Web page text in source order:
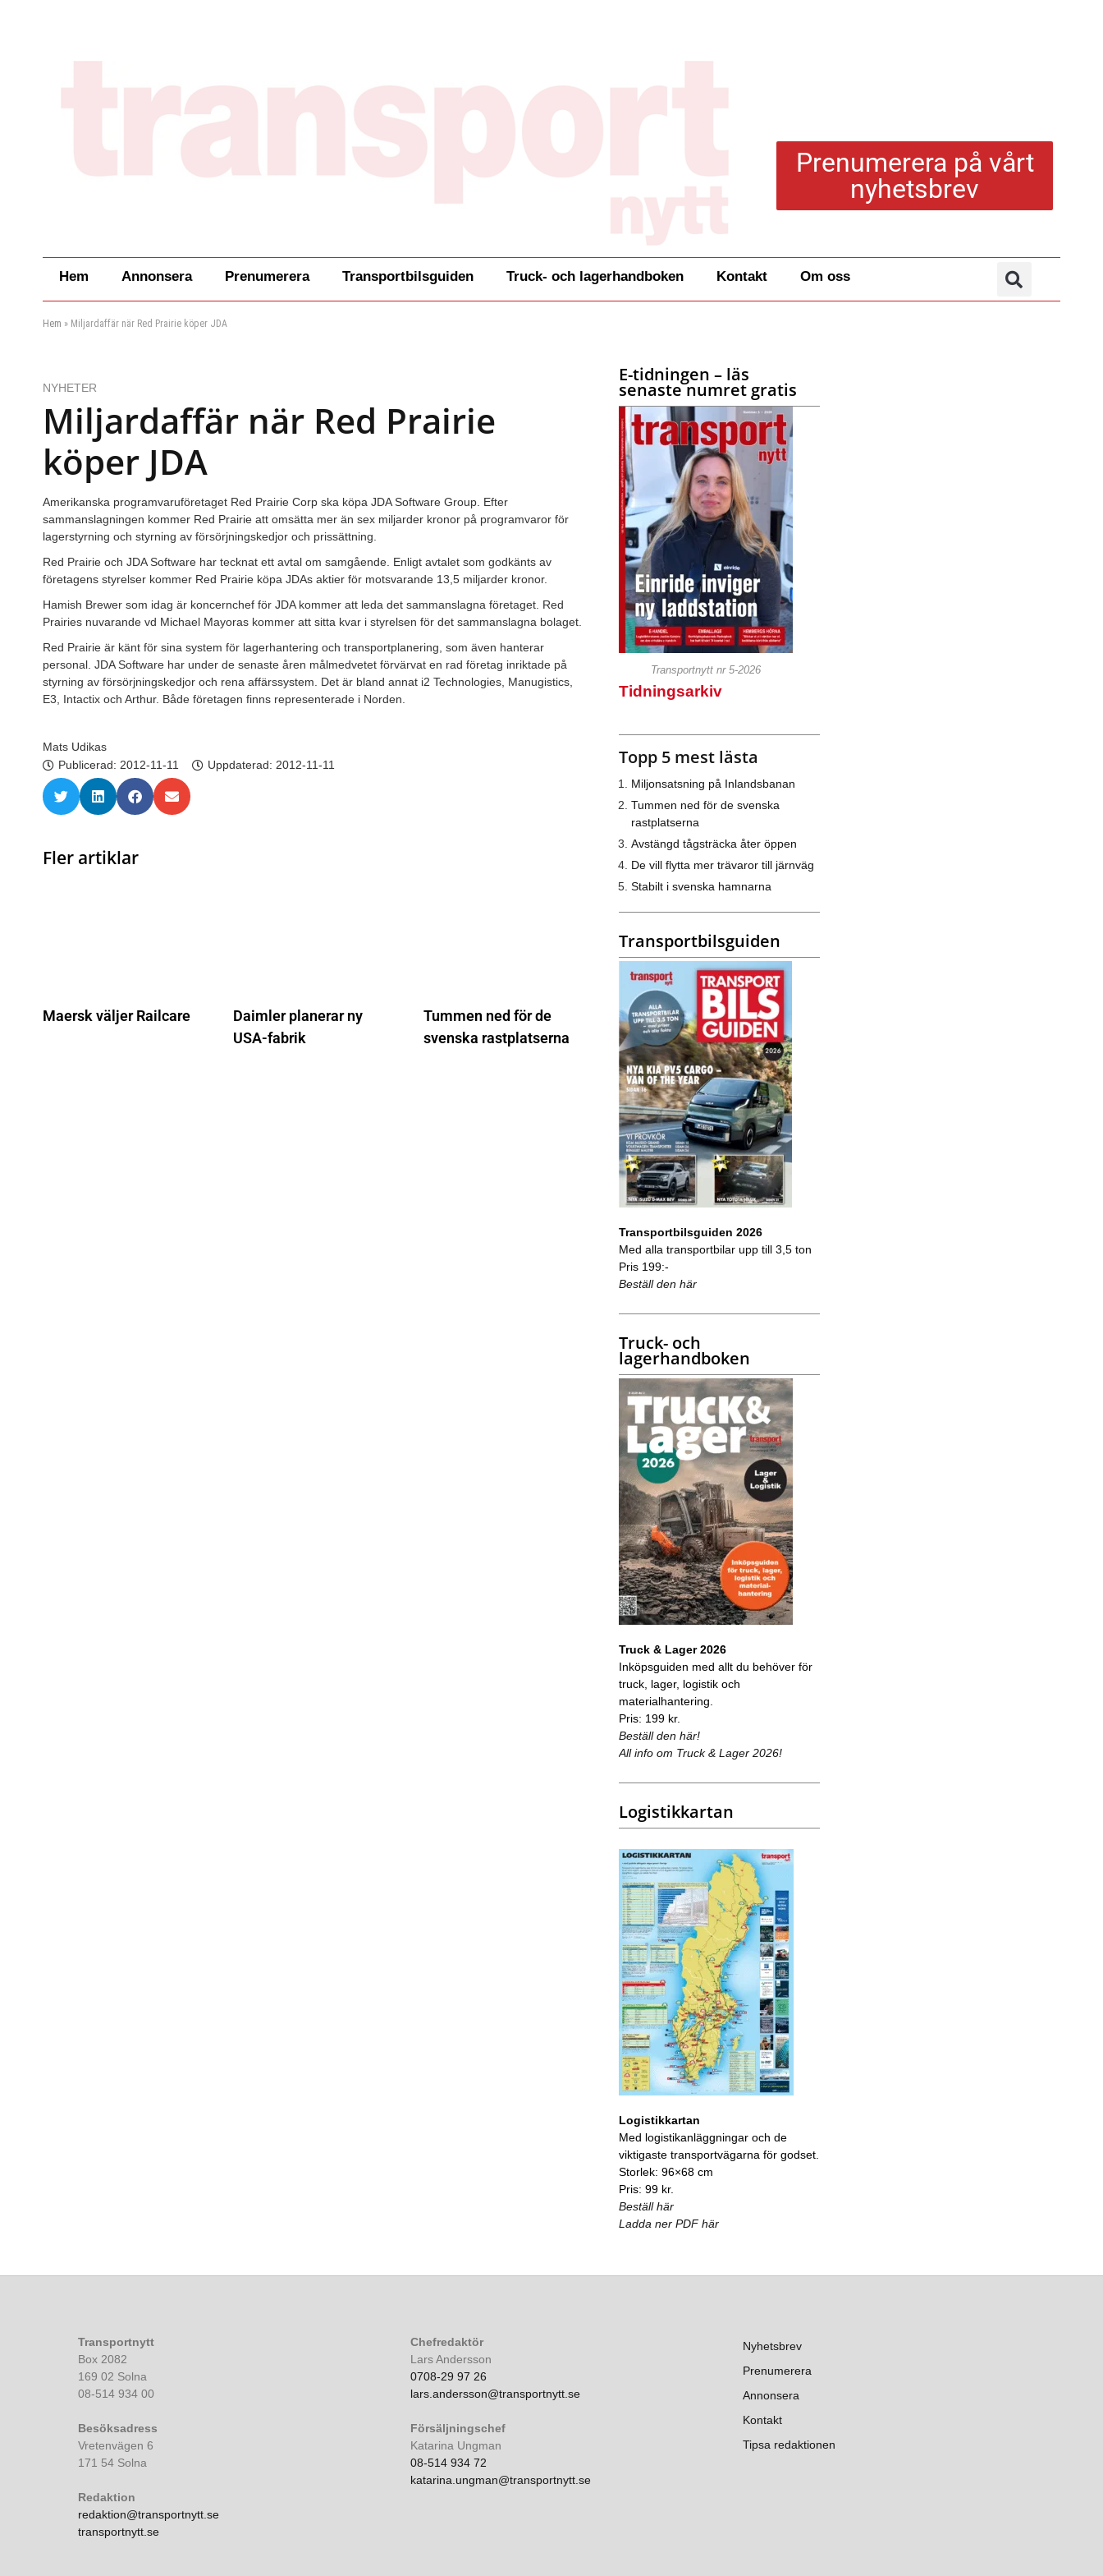
Prenumerera på vårt
nyhetsbrev
Hem Annonsera Prenumerera Transportbilsguiden Truck- och lagerhandboken Kontakt Om oss
Hem » Miljardaffär när Red Prairie köper JDA
NYHETER
Miljardaffär när Red Prairie
köper JDA
Amerikanska programvaruföretaget Red Prairie Corp ska köpa JDA Software Group. Efter
sammanslagningen kommer Red Prairie att omsätta mer än sex miljarder kronor på programvaror för
lagerstyrning och styrning av försörjningskedjor och prissättning.
Red Prairie och JDA Software har tecknat ett avtal om samgående. Enligt avtalet som godkänts av
företagens styrelser kommer Red Prairie köpa JDAs aktier för motsvarande 13,5 miljarder kronor.
Hamish Brewer som idag är koncernchef för JDA kommer att leda det sammanslagna företaget. Red
Prairies nuvarande vd Michael Mayoras kommer att sitta kvar i styrelsen för det sammanslagna bolaget.
Red Prairie är känt för sina system för lagerhantering och transportplanering, som även hanterar
personal. JDA Software har under de senaste åren målmedvetet förvärvat en rad företag inriktade på
styrning av försörjningskedjor och rena affärssystem. Det är bland annat i2 Technologies, Manugistics,
E3, Intactix och Arthur. Både företagen finns representerade i Norden.
Mats Udikas
Publicerad: 2012-11-11 Uppdaterad: 2012-11-11
Fler artiklar
Maersk väljer Railcare
Daimler planerar ny
USA-fabrik
Tummen ned för de
svenska rastplatserna
E-tidningen – läs
senaste numret gratis
Transportnytt nr 5-2026
Tidningsarkiv
Topp 5 mest lästa
Miljonsatsning på Inlandsbanan
Tummen ned för de svenska
rastplatserna
Avstängd tågsträcka åter öppen
De vill flytta mer trävaror till järnväg
Stabilt i svenska hamnarna
Transportbilsguiden
Transportbilsguiden 2026
Med alla transportbilar upp till 3,5 ton
Pris 199:-
Beställ den här
Truck- och
lagerhandboken
Truck & Lager 2026
Inköpsguiden med allt du behöver för
truck, lager, logistik och
materialhantering.
Pris: 199 kr.
Beställ den här!
All info om Truck & Lager 2026!
Logistikkartan
Logistikkartan
Med logistikanläggningar och de
viktigaste transportvägarna för godset.
Storlek: 96×68 cm
Pris: 99 kr.
Beställ här
Ladda ner PDF här
Transportnytt
Box 2082
169 02 Solna
08-514 934 00
Besöksadress
Vretenvägen 6
171 54 Solna
Redaktion
redaktion@transportnytt.se
transportnytt.se
Chefredaktör
Lars Andersson
0708-29 97 26
lars.andersson@transportnytt.se
Försäljningschef
Katarina Ungman
08-514 934 72
katarina.ungman@transportnytt.se
Nyhetsbrev
Prenumerera
Annonsera
Kontakt
Tipsa redaktionen